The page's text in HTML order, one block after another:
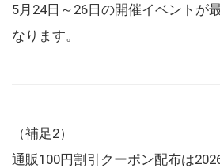
5月24日～26日の開催イベントが
なります。
（補足2）
通販100円割引クーポン配布は